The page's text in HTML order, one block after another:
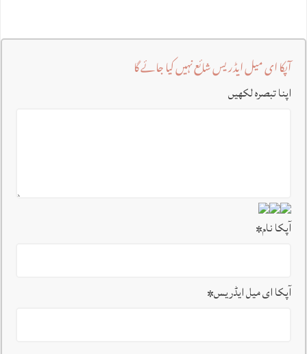
آپکا ای میل ایڈریس شائع نہیں کیا جائے گا
اپنا تبصرہ لکھیں
آپکا نام*
آپکا ای میل ایڈریس*